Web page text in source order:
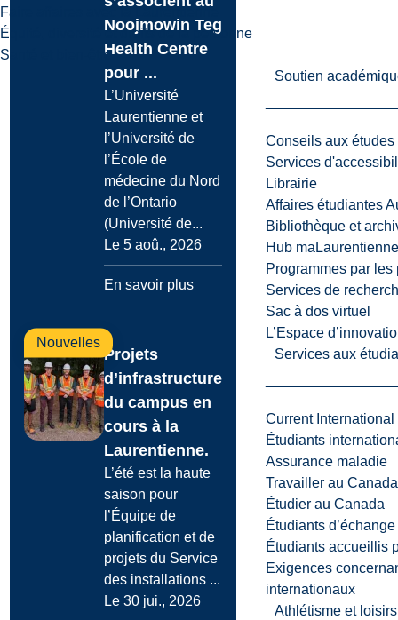
Faire affaires avec la Laurentienne
Équité, diversité et droits de la personne
Santé et bien-être
Soutien
Conseils aux études
Services
Librairie
Affaires étudiantes
Bibliothèque et
Hub maLaurentienne
Programmes par les
Services de
Sac à dos virtuel
L’Espace
Services aux
Current International
Étudiants
Assurance maladie
Travailler au Canada
Étudier au Canada
Étudiants
Étudiants accueillis
Exigences
internationaux
Athlétisme et
Noojmowin Teg
Health Centre
pour ...
L’Université
Laurentienne et
l’Université de
l’École de
médecine du Nord
de l’Ontario
(Université de...
Le 5 aoû., 2026
En savoir plus
Nouvelles
Projets
d’infrastructure
du campus en
cours à la
Laurentienne.
L’été est la haute
saison pour
l’Équipe de
planification et de
projets du Service
des installations ...
Le 30 jui., 2026